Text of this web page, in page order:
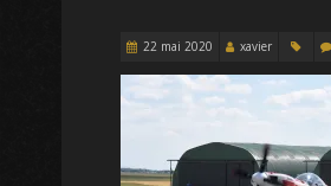
22 mai 2020 xavier